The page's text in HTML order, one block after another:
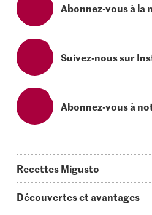
Abonnez-vous à la
Suivez-nous sur
Abonnez-vous à
Recettes Migusto
Découvertes et avantages